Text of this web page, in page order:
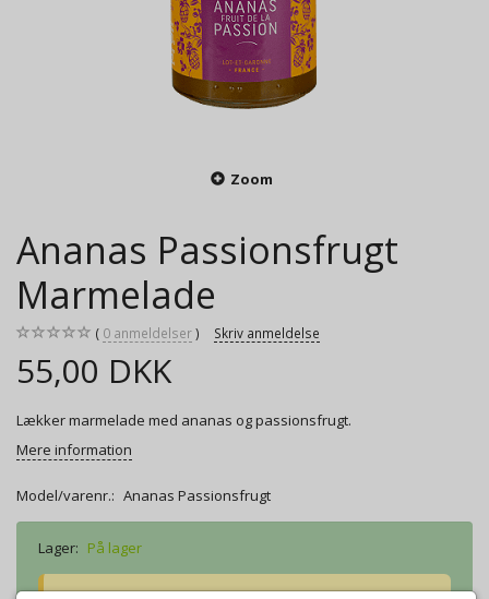
Zoom
Ananas Passionsfrugt
Marmelade
0 anmeldelser Skriv anmeldelse
55,00 DKK
Lækker marmelade med ananas og passionsfrugt.
Mere information
Model/varenr.: Ananas Passionsfrugt
Lager: På lager